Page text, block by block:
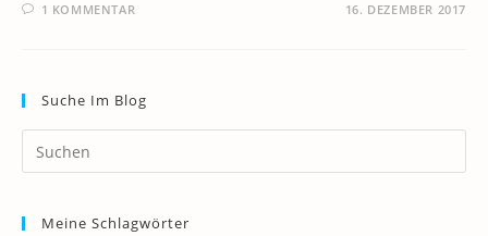
1 KOMMENTAR 16. DEZEMBER 2017
Suche Im Blog
Meine Schlagwörter